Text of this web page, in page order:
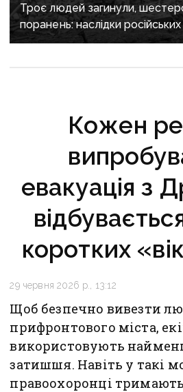
Троє людей загинули,
поранень: наслідки
Кожен
евакуація з
коротких
29 червня 2026 р., 13:12
Щоб безпечно вивезти
прифронтового міста,
використовують
затишшя. Навіть у такі
правоохоронці